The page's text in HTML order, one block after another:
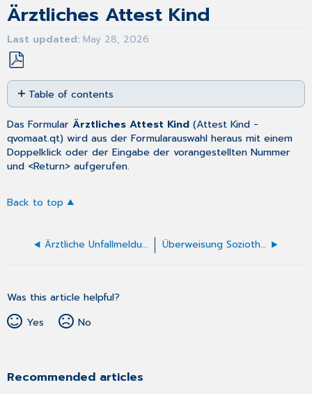
Ärztliches Attest Kind
Last updated May 28, 2026
Save
as
PDF
Table of contents
No
headers
Das FormularÄrztliches Attest Kind (Attest Kind -
qvomaat.qt) wird aus derFormularauswahl heraus mit einem
Doppelklick oder der Eingabe der vorangestellten Nummer
und <Return> aufgerufen.
Back to top
Ärztliche Unfallmeldung ausfüllen (BG F1050) Überweisung Soziotherapie (Muster 28)
Was this article helpful?
Yes
No
Recommended articles